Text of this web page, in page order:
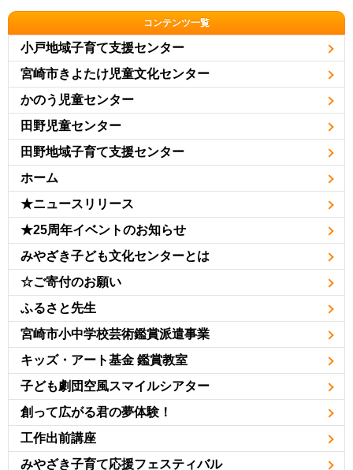
コンテンツ一覧
小戸地域子育て支援センター
宮崎市きよたけ児童文化センター
かのう児童センター
田野児童センター
田野地域子育て支援センター
ホーム
★ニュースリリース
★25周年イベントのお知らせ
みやざき子ども文化センターとは
☆ご寄付のお願い
ふるさと先生
宮崎市小中学校芸術鑑賞派遣事業
キッズ・アート基金 鑑賞教室
子ども劇団空風スマイルシアター
創って広がる君の夢体験！
工作出前講座
みやざき子育て応援フェスティバル